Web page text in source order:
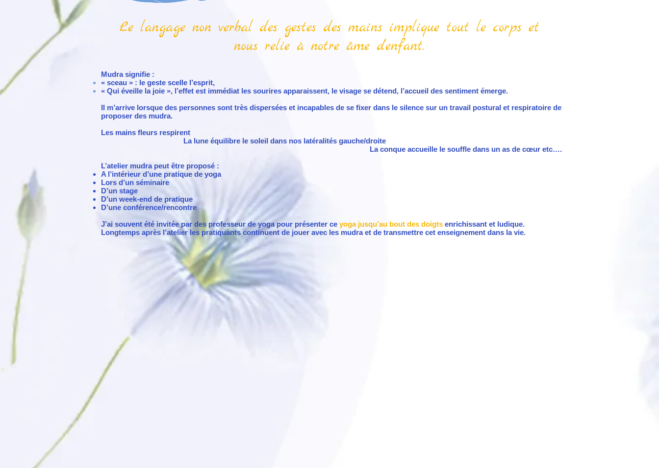
Mudra signifie :
« sceau » : le geste scelle l’esprit,
« Qui éveille la joie », l’effet est immédiat les sourires apparaissent, le visage se détend, l’accueil des sentiment émerge.
Il m’arrive lorsque des personnes sont très dispersées et incapables de se fixer dans le silence sur un travail postural et respiratoire de
proposer des mudra.
Les mains fleurs respirent
La lune équilibre le soleil dans nos latéralités gauche/droite
La conque accueille le souffle dans un as de cœur etc….
L’atelier mudra peut être proposé :
A l’intérieur d’une pratique de yoga
Lors d’un séminaire
D’un stage
D’un week-end de pratique
D’une conférence/rencontre
J’ai souvent été invitée par des professeur de yoga pour présenter ce yoga jusqu’au bout des doigts enrichissant et ludique.
Longtemps après l’atelier les pratiquants continuent de jouer avec les mudra et de transmettre cet enseignement dans la vie.
Le langage non verbal des gestes des mains implique tout le corps et
nous relie à notre âme d’enfant.